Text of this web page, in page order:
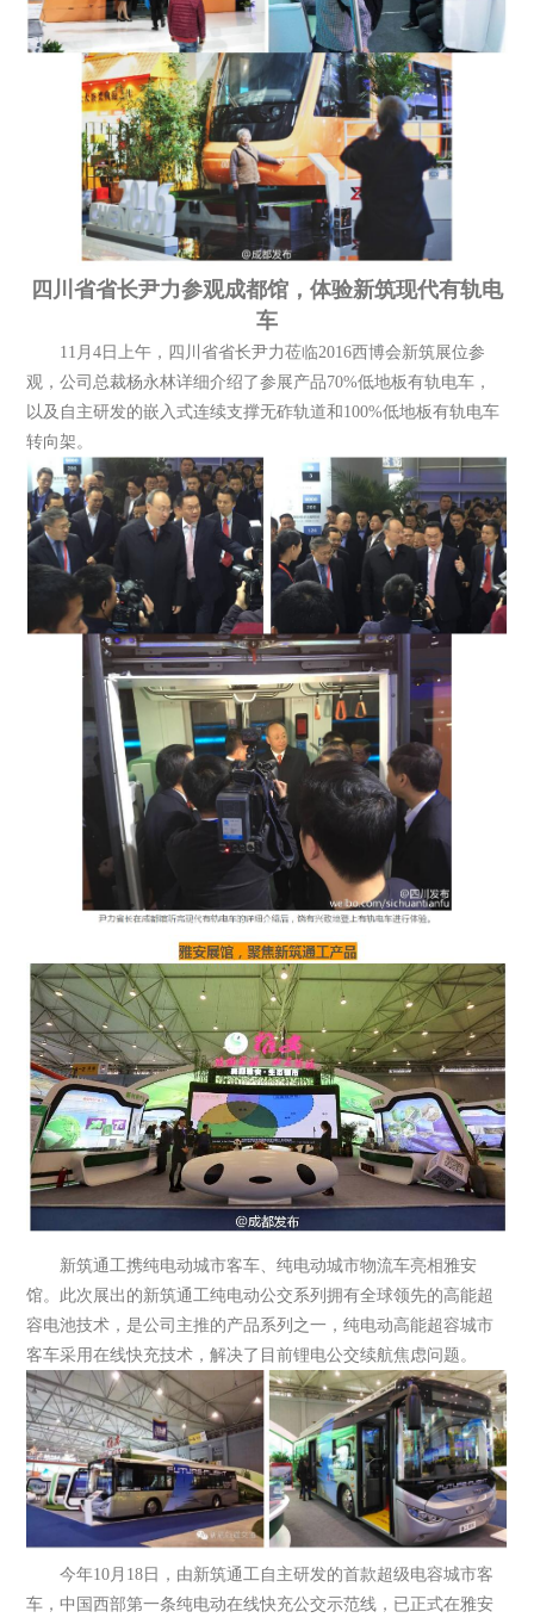
四川省省长尹力参观成都馆，体验新筑现代有轨电
车
11月4日上午，四川省省长尹力莅临2016西博会新筑展位参
观，公司总裁杨永林详细介绍了参展产品70%低地板有轨电车，
以及自主研发的嵌入式连续支撑无砟轨道和100%低地板有轨电车
转向架。
新筑通工携纯电动城市客车、纯电动城市物流车亮相雅安
馆。此次展出的新筑通工纯电动公交系列拥有全球领先的高能超
容电池技术，是公司主推的产品系列之一，纯电动高能超容城市
客车采用在线快充技术，解决了目前锂电公交续航焦虑问题。
今年10月18日，由新筑通工自主研发的首款超级电容城市客
车，中国西部第一条纯电动在线快充公交示范线，已正式在雅安